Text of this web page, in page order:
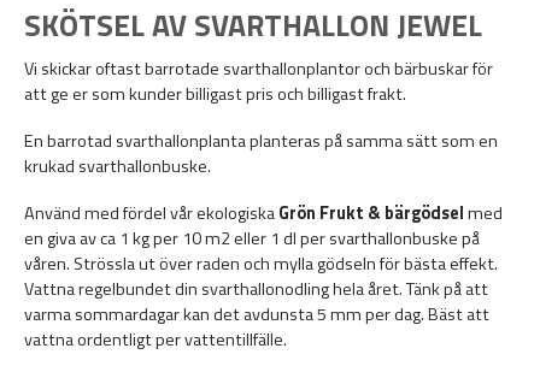
SKÖTSEL AV SVARTHALLON JEWEL
Vi skickar oftast barrotade svarthallonplantor och bärbuskar för
att ge er som kunder billigast pris och billigast frakt.
En barrotad svarthallonplanta planteras på samma sätt som en
krukad svarthallonbuske.
Använd med fördel vårekologiskaGrön Frukt & bärgödselmed
en giva av ca 1 kg per 10 m2 eller 1 dl per svarthallonbuske på
våren. Strössla ut över raden och mylla gödseln för bästa effekt.
Vattna regelbundet din svarthallonodling hela året. Tänk på att
varma sommardagar kan det avdunsta 5 mm per dag. Bäst att
vattna ordentligt per vattentillfälle.